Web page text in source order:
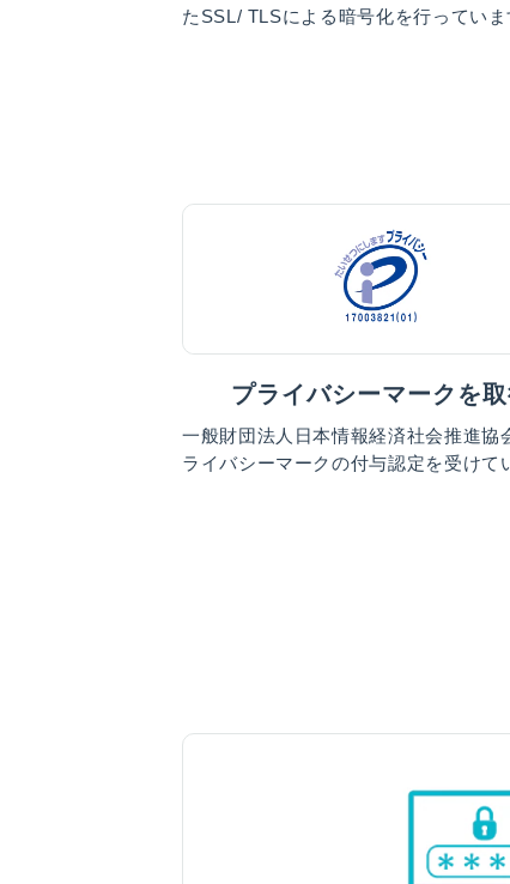
たSSL/ TLSによる暗号化を行っていま
プライバシーマークを
一般財団法人日本情報経済社会推進協
ライバシーマークの付与認定を受けて